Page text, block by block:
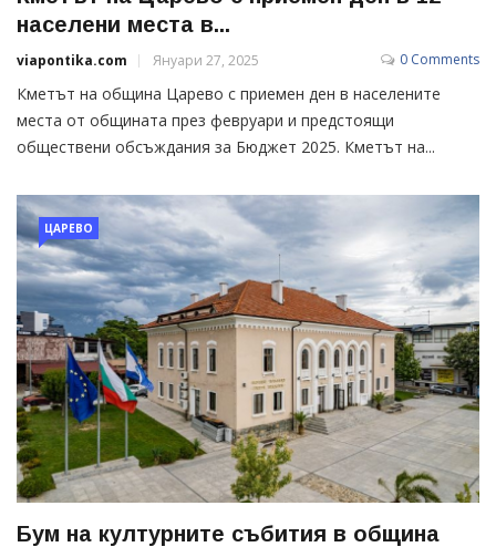
населени места в...
viapontika.com Януари 27, 2025 0 Comments
Кметът на община Царево с приемен ден в населените
места от общината през февруари и предстоящи
обществени обсъждания за Бюджет 2025. Кметът на...
ЦАРЕВО
Бум на културните събития в община